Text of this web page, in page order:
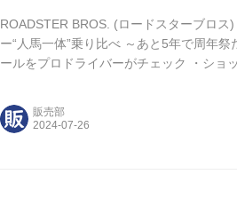
ROADSTER BROS. (ロードスターブロ
ー“人馬一体”乗り比べ ～あと5年で周年
ールをプロドライバーがチェック ・ショ
介＞ 2024年はロードスターが誕生してか
販売部